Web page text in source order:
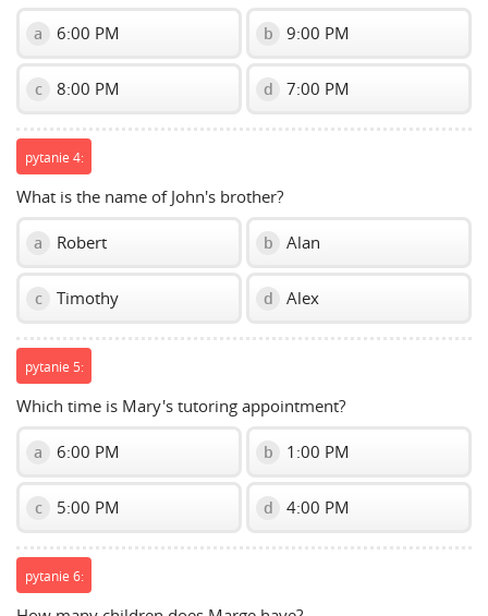
a 6:00 PM b 9:00 PM
c 8:00 PM d 7:00 PM
pytanie 4:
What is the name of John's brother?
a Robert b Alan
c Timothy d Alex
pytanie 5:
Which time is Mary's tutoring appointment?
a 6:00 PM b 1:00 PM
c 5:00 PM d 4:00 PM
pytanie 6: